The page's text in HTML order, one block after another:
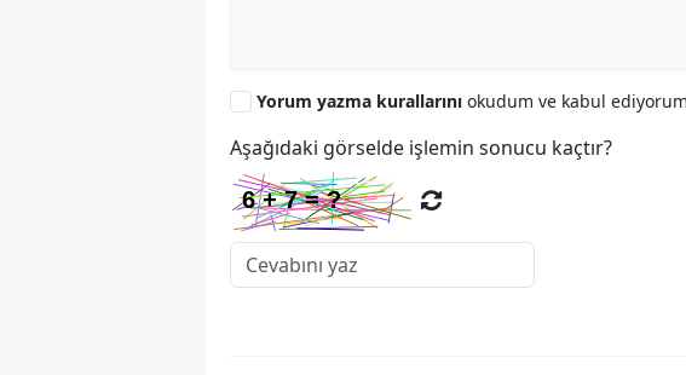
Yorum yazma kurallarını okudum ve kabul ediyorum
Aşağıdaki görselde işlemin sonucu kaçtır?